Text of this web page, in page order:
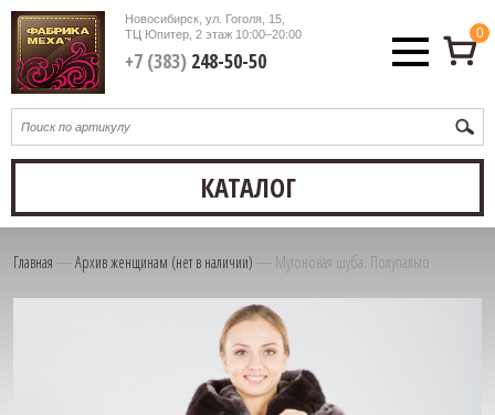
Новосибирск, ул. Гоголя, 15,
ТЦ Юпитер, 2 этаж10:00–20:00
+7 (383)248-50-50
0
КАТАЛОГ
Главная — Архив женщинам (нет в наличии) — Мутоновая шуба. Полупальто